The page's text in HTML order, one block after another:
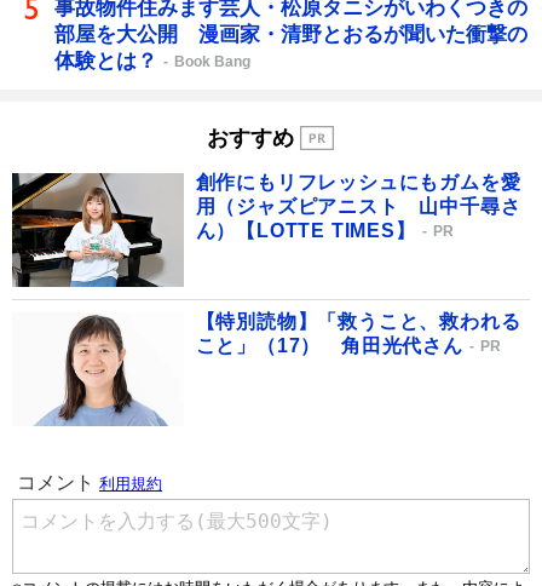
事故物件住みます芸人・松原タニシがいわくつきの
部屋を大公開 漫画家・清野とおるが聞いた衝撃の
体験とは？
Book Bang
おすすめ
創作にもリフレッシュにもガムを愛
用（ジャズピアニスト 山中千尋さ
ん）【LOTTE TIMES】
PR
【特別読物】「救うこと、救われる
こと」（17） 角田光代さん
PR